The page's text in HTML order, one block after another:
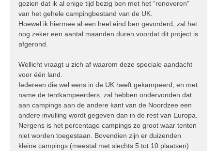
h
t
gezien dat ik al enige tijd bezig ben met het “renoveren”
van het gehele campingbestand van de UK.
Hoewel ik hiermee al een heel eind ben gevorderd, zal het
nog zeker een aantal maanden duren voordat dit project is
afgerond.
Wellicht vraagt u zich af waarom deze speciale aandacht
voor één land.
Iedereen die wel eens in de UK heeft gekampeerd, en met
name de tentkampeerders, zal hebben ondervonden dat
aan campings aan de andere kant van de Noordzee een
andere invulling wordt gegeven dan in de rest van Europa.
Nergens is het percentage campings zo groot waar tenten
niet worden toegestaan. Bovendien zijn er duizenden
kleine campings (meestal met slechts 5 tot 10 plaatsen)